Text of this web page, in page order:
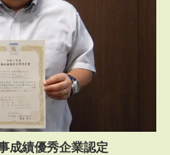
成績優秀企業認定